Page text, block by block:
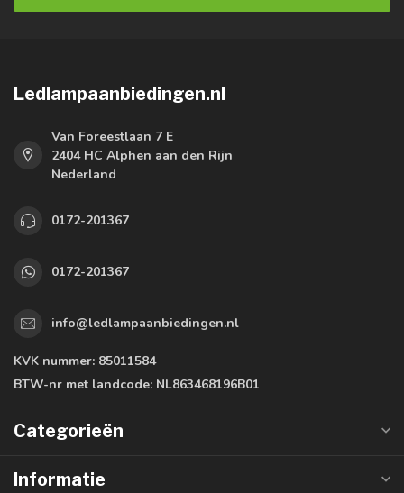
Ledlampaanbiedingen.nl
Van Foreestlaan 7 E
2404 HC Alphen aan den Rijn
Nederland
0172-201367
0172-201367
info@ledlampaanbiedingen.nl
KVK nummer: 85011584
BTW-nr met landcode: NL863468196B01
Categorieën
Informatie